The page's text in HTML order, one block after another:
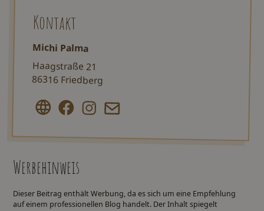
Kontakt
Michi Palma
Haagstraße 21
86316 Friedberg
Werbehinweis
Dieser Beitrag enthält Werbung, da es sich um eine Empfehlung
auf einem professionellen Blog handelt. Der Inhalt spiegelt